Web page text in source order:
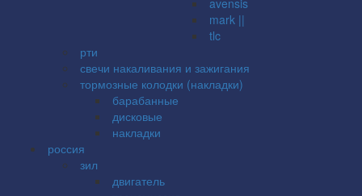
mark ||
tlc
рти
свечи накаливания и зажигания
тормозные колодки (накладки)
барабанные
дисковые
накладки
россия
зил
двигатель